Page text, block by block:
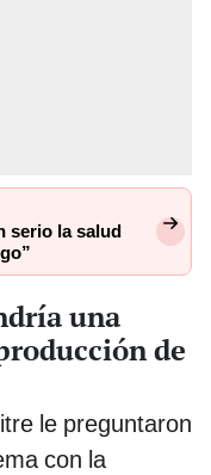
serio la salud
una
de
le preguntaron
con la